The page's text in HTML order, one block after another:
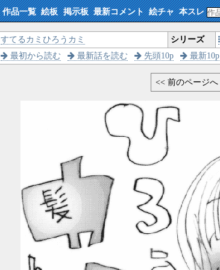
作品一覧 絵板 掲示板 最新コメント 絵チャ 本スレ
すてるカミひろうカミ シリーズ
最初から読む 最新話を読む 先頭10p 最新10p
<< 前のページへ